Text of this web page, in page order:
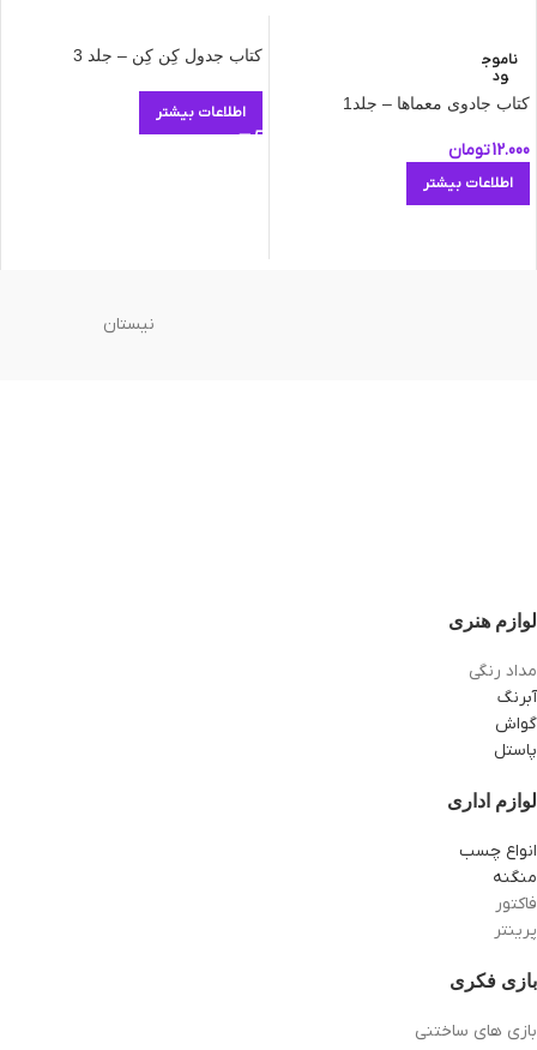
ناموج
ود
کتاب جادوی معماها – جلد1
12.000تومان
اطلاعات بیشتر
کتاب جدول کِن کِن – جلد 3
اطلاعات بیشتر
نیستان
لوازم هنری
مداد رنگی
آبرنگ
گواش
پاستل
لوازم اداری
انواع چسب
منگنه
فاکتور
پرینتر
بازی فکری
بازی های ساختنی